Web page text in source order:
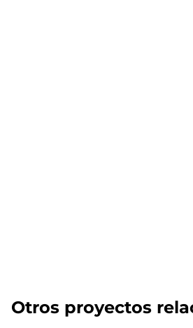
Otros proyectos